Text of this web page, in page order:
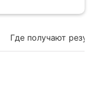
Где получают